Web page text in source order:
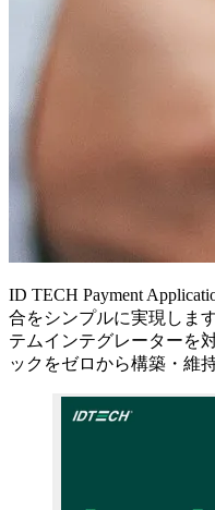
ID TECH Payment
合をシンプルに実現します
テムインテグレーターを
ックをゼロから構築・維